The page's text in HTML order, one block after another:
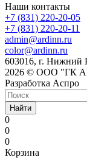
Наши контакты
+7 (831) 220-20-05
+7 (831) 220-20-11
admin@ardinn.ru
color@ardinn.ru
603016, г. Нижний
2026 © ООО "ГК
Разработка Аспро
Найти
0
0
0
Корзина